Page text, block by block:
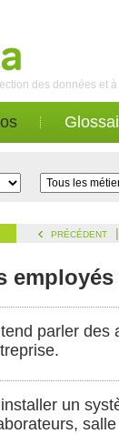
des données et
PRÉCÉDENT |
employés
parler
un